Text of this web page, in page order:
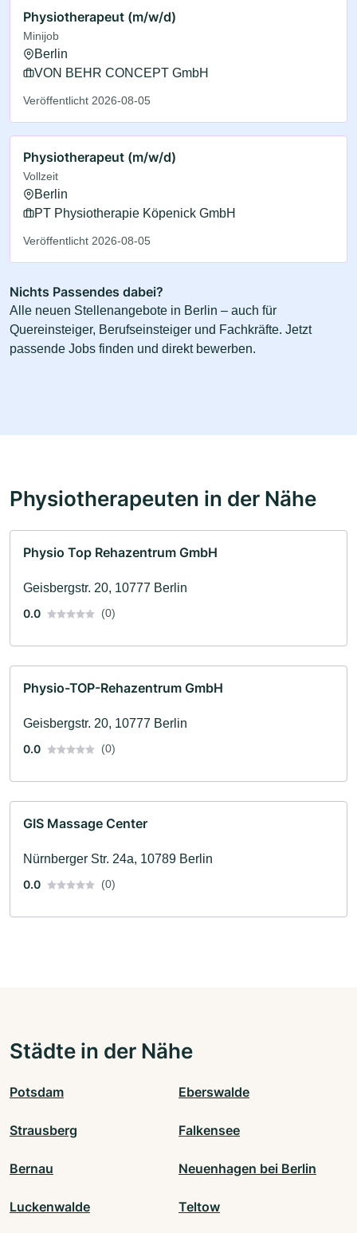
Physiotherapeut (m/w/d)
Minijob
Berlin
VON BEHR CONCEPT GmbH
Veröffentlicht 2026-08-05
Physiotherapeut (m/w/d)
Vollzeit
Berlin
PT Physiotherapie Köpenick GmbH
Veröffentlicht 2026-08-05
Nichts Passendes dabei?
Alle neuen Stellenangebote in Berlin – auch für
Quereinsteiger, Berufseinsteiger und Fachkräfte. Jetzt
passende Jobs finden und direkt bewerben.
Physiotherapeuten in der Nähe
Physio Top Rehazentrum GmbH
Geisbergstr. 20, 10777 Berlin
0.0
(0)
Physio-TOP-Rehazentrum GmbH
Geisbergstr. 20, 10777 Berlin
0.0
(0)
GIS Massage Center
Nürnberger Str. 24a, 10789 Berlin
0.0
(0)
Städte in der Nähe
Potsdam Eberswalde
Strausberg Falkensee
Bernau Neuenhagen bei Berlin
Luckenwalde Teltow